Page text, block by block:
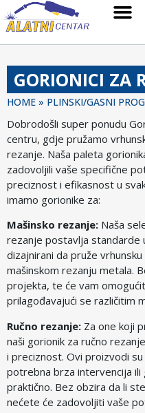
GORIONICI ZA
HOME » PLINSKI/GASNI
Dobrodošli super ponudu
centru, gdje pružamo
rezanje. Naša paleta
zadovoljili vaše specifične
preciznost i efikasnost u
imamo gorionike za:
Mašinsko rezanje: Naša
rezanje postavlja standarde
dizajnirani da pruže
mašinskom rezanju metala.
projekta, te će vam
prilagođavajući se različitim
Ručno rezanje: Za one koji
naši gorionik za ručno
i preciznost. Ovi proizvodi
potrebna brza intervencija ili
praktično. Bez obzira da li
nećete će zadovoljiti vaše